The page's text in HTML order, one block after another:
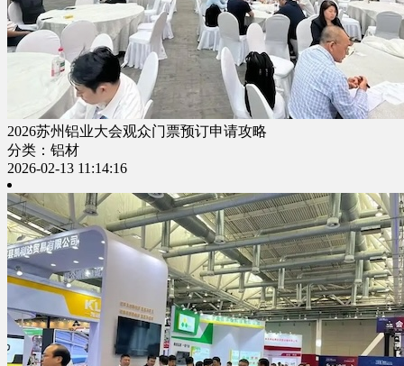
2026苏州铝业大会观众门票预订申请攻略
分类：铝材
2026-02-13 11:14:16